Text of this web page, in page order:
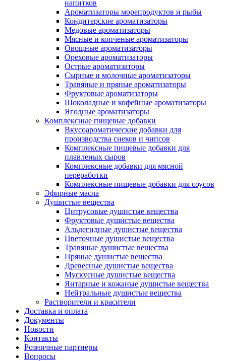
напитков
Ароматизаторы морепродуктов и рыбы
Кондитерские ароматизаторы
Медовые ароматизаторы
Мясные и копченые ароматизаторы
Овощные ароматизаторы
Ореховые ароматизаторы
Острые ароматизаторы
Сырные и молочные ароматизаторы
Травяные и пряные ароматизаторы
Фруктовые ароматизаторы
Шоколадные и кофейные ароматизаторы
Ягодные ароматизаторы
Комплексные пищевые добавки
Вкусоароматические добавки для
производства снеков и чипсов
Комплексные пищевые добавки для
плавленых сыров
Комплексные добавки для мясной
переработки
Комплексные пищевые добавки для соусов
Эфирные масла
Душистые вещества
Цитрусовые душистые вещества
Фруктовые душистые вещества
Альдегидные душистые вещества
Цветочные душистые вещества
Травяные душистые вещества
Пряные душистые вещества
Древесные душистые вещества
Мускусные душистые вещества
Янтарные и кожаные душистые вещества
Нейтральные душистые вещества
Растворители и красители
Доставка и оплата
Документы
Новости
Контакты
Розничные партнеры
Вопросы